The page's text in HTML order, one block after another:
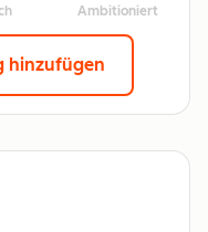
hinzufügen